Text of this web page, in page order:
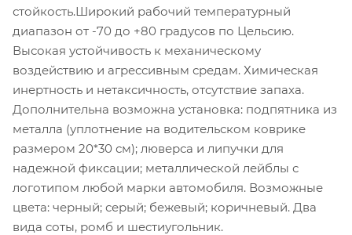
стойкость.Широкий рабочий температурный
диапазон от -70 до +80 градусов по Цельсию.
Высокая устойчивость к механическому
воздействию и агрессивным средам. Химическая
инертность и нетаксичность, отсутствие запаха.
Дополнительна возможна установка: подпятника из
металла (уплотнение на водительском коврике
размером 20*30 см); люверса и липучки для
надежной фиксации; металлической лейблы с
логотипом любой марки автомобиля. Возможные
цвета: черный; серый; бежевый; коричневый. Два
вида соты, ромб и шестиугольник.